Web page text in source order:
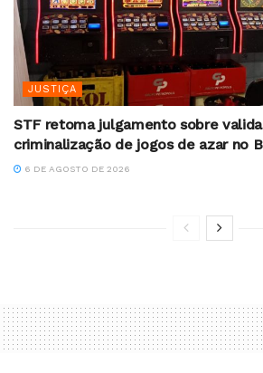
JUSTIÇA
STF retoma julgamento sobre
criminalização de jogos de azar no
6 DE AGOSTO DE 2026